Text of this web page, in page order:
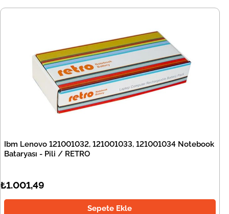
Ibm Lenovo 121001032, 121001033, 121001034 Notebook
Bataryası - Pili / RETRO
₺1.001,49
Sepete Ekle